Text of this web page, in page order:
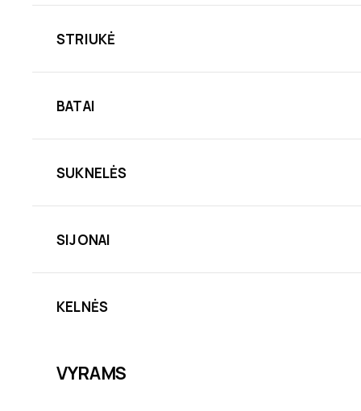
STRIUKĖ
BATAI
SUKNELĖS
SIJONAI
KELNĖS
VYRAMS